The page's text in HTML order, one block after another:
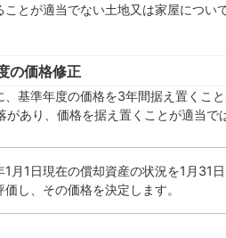
ことが適当でない土地又は家屋につい
の価格修正
、基準年度の価格を3年間据え置くこ
があり、価格を据え置くことが適当で
月1日現在の償却資産の状況を1月31
し、その価格を決定します。